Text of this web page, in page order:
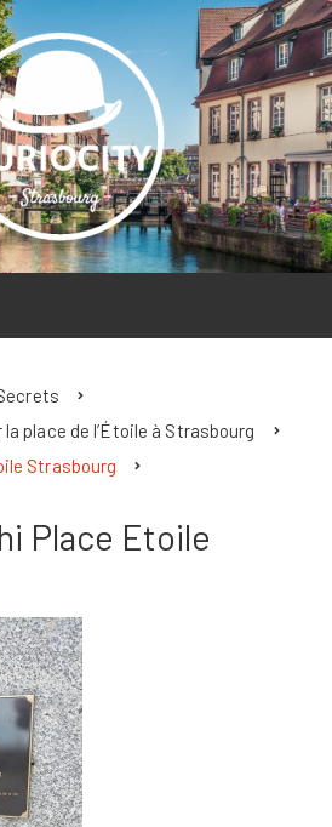
place de l’Étoile à Strasbourg
Strasbourg
Place Etoile